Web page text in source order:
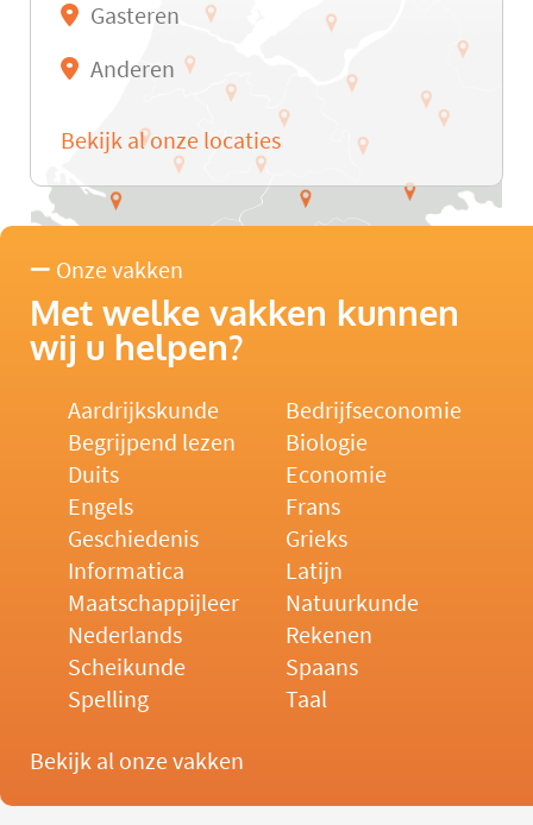
Gasteren
Anderen
Bekijk al onze locaties
Onze vakken
Met welke vakken kunnen
wij u helpen?
Aardrijkskunde
Bedrijfseconomie
Begrijpend lezen
Biologie
Duits
Economie
Engels
Frans
Geschiedenis
Grieks
Informatica
Latijn
Maatschappijleer
Natuurkunde
Nederlands
Rekenen
Scheikunde
Spaans
Spelling
Taal
Bekijk al onze vakken